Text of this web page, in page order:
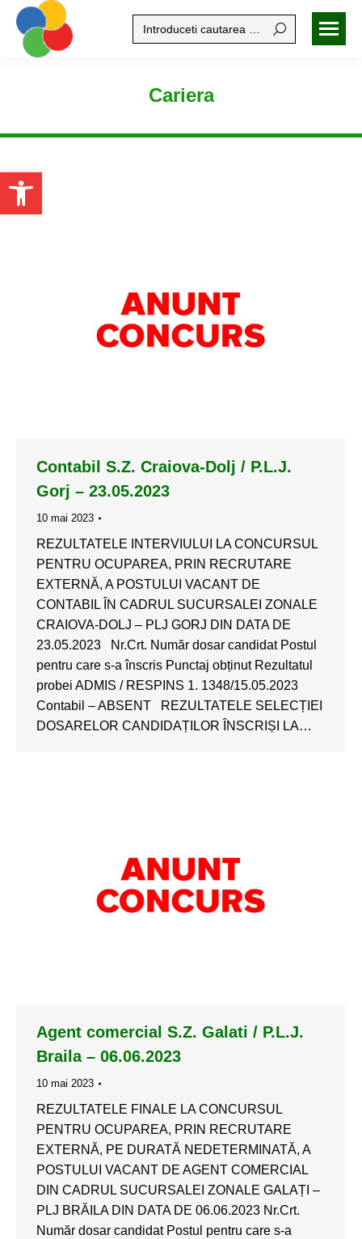
Open toolbar
Search:
Cariera
Contabil S.Z. Craiova-Dolj / P.L.J.
Gorj – 23.05.2023
10 mai 2023
REZULTATELE INTERVIULUI LA CONCURSUL
PENTRU OCUPAREA, PRIN RECRUTARE
EXTERNĂ, A POSTULUI VACANT DE
CONTABIL ÎN CADRUL SUCURSALEI ZONALE
CRAIOVA-DOLJ – PLJ GORJ DIN DATA DE
23.05.2023 Nr.Crt. Număr dosar candidat Postul
pentru care s-a înscris Punctaj obținut Rezultatul
probei ADMIS / RESPINS 1. 1348/15.05.2023
Contabil – ABSENT REZULTATELE SELECȚIEI
DOSARELOR CANDIDAȚILOR ÎNSCRIȘI LA…
Agent comercial S.Z. Galati / P.L.J.
Braila – 06.06.2023
10 mai 2023
REZULTATELE FINALE LA CONCURSUL
PENTRU OCUPAREA, PRIN RECRUTARE
EXTERNĂ, PE DURATĂ NEDETERMINATĂ, A
POSTULUI VACANT DE AGENT COMERCIAL
DIN CADRUL SUCURSALEI ZONALE GALAȚI –
PLJ BRĂILA DIN DATA DE 06.06.2023 Nr.Crt.
Număr dosar candidat Postul pentru care s-a